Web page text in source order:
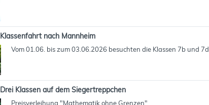
Klassenfahrt nach Mannheim
Vom 01.06. bis zum 03.06.2026 besuchten die Klassen 7b und
Drei Klassen auf dem Siegertreppchen
Preisverleihung "Mathematik ohne Grenzen"